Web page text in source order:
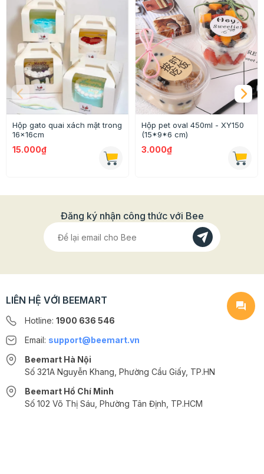
Hộp gato quai xách mặt trong
16x16cm
15.000₫
Hộp pet oval 450ml - XY150
(15*9*6 cm)
3.000₫
Đăng ký nhận công thức với Bee
LIÊN HỆ VỚI BEEMART
Hotline: 1900 636 546
Email: support@beemart.vn
Beemart Hà Nội
Số 321A Nguyễn Khang, Phường Cầu Giấy, TP.HN
Beemart Hồ Chí Minh
Số 102 Võ Thị Sáu, Phường Tân Định, TP.HCM